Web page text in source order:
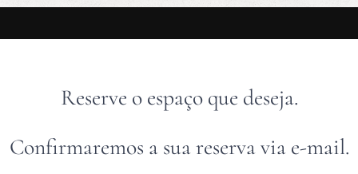
Reserve o espaço que deseja.
Confirmaremos a sua reserva via e-mail.